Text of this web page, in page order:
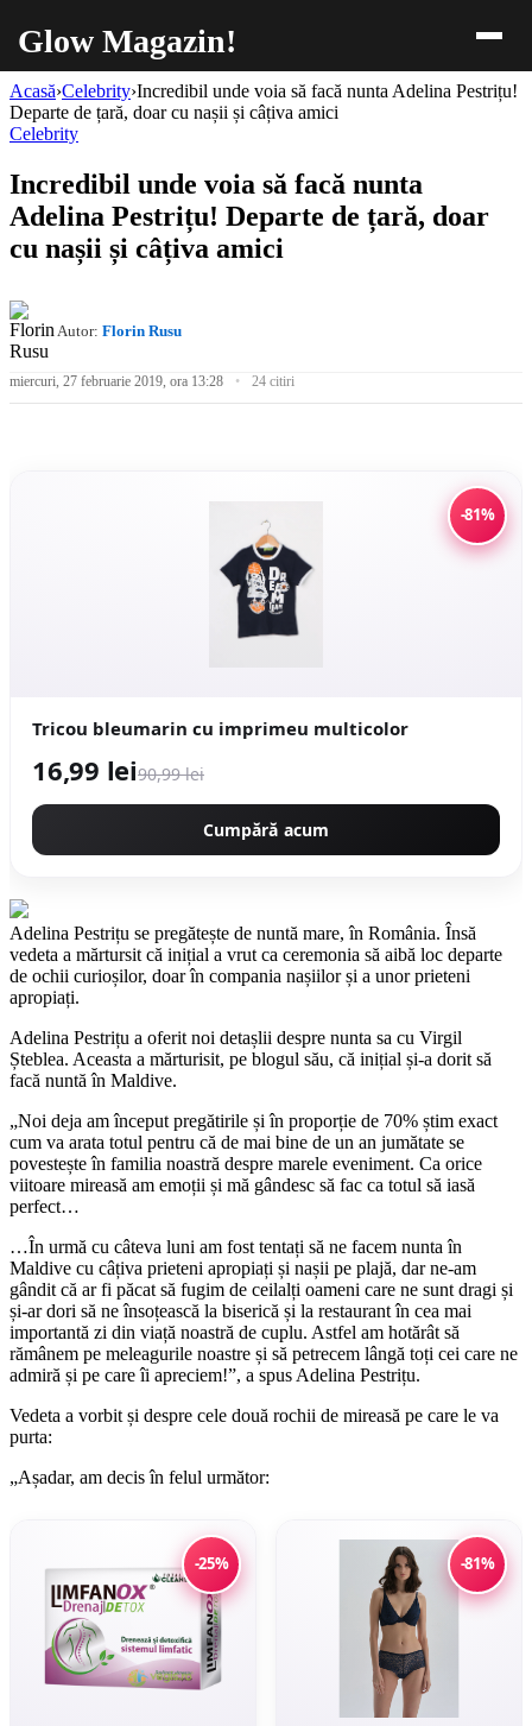
Glow Magazin!
Acasă›Celebrity›Incredibil unde voia să facă nunta Adelina Pestrițu!
Departe de țară, doar cu nașii și câțiva amici
Celebrity
Incredibil unde voia să facă nunta
Adelina Pestrițu! Departe de țară, doar
cu nașii și câțiva amici
Autor: Florin Rusu
miercuri, 27 februarie 2019, ora 13:28 24 citiri
-81%
Tricou bleumarin cu imprimeu multicolor
16,99 lei90,99 lei
Cumpără acum
Adelina Pestrițu se pregătește de nuntă mare, în România. Însă
vedeta a mărtursit că inițial a vrut ca ceremonia să aibă loc departe
de ochii curioșilor, doar în compania nașiilor și a unor prieteni
apropiați.
Adelina Pestrițu a oferit noi detașlii despre nunta sa cu Virgil
Șteblea. Aceasta a mărturisit, pe blogul său, că inițial și-a dorit să
facă nuntă în Maldive.
„Noi deja am început pregătirile și în proporție de 70% știm exact
cum va arata totul pentru că de mai bine de un an jumătate se
povestește în familia noastră despre marele eveniment. Ca orice
viitoare mireasă am emoții și mă gândesc să fac ca totul să iasă
perfect…
…În urmă cu câteva luni am fost tentați să ne facem nunta în
Maldive cu câțiva prieteni apropiați și nașii pe plajă, dar ne-am
gândit că ar fi păcat să fugim de ceilalți oameni care ne sunt dragi și
și-ar dori să ne însoțească la biserică și la restaurant în cea mai
importantă zi din viață noastră de cuplu. Astfel am hotărât să
rămânem pe meleagurile noastre și să petrecem lângă toți cei care ne
admiră și pe care îi apreciem!”, a spus Adelina Pestrițu.
Vedeta a vorbit și despre cele două rochii de mireasă pe care le va
purta:
„Așadar, am decis în felul următor:
-25% -81%